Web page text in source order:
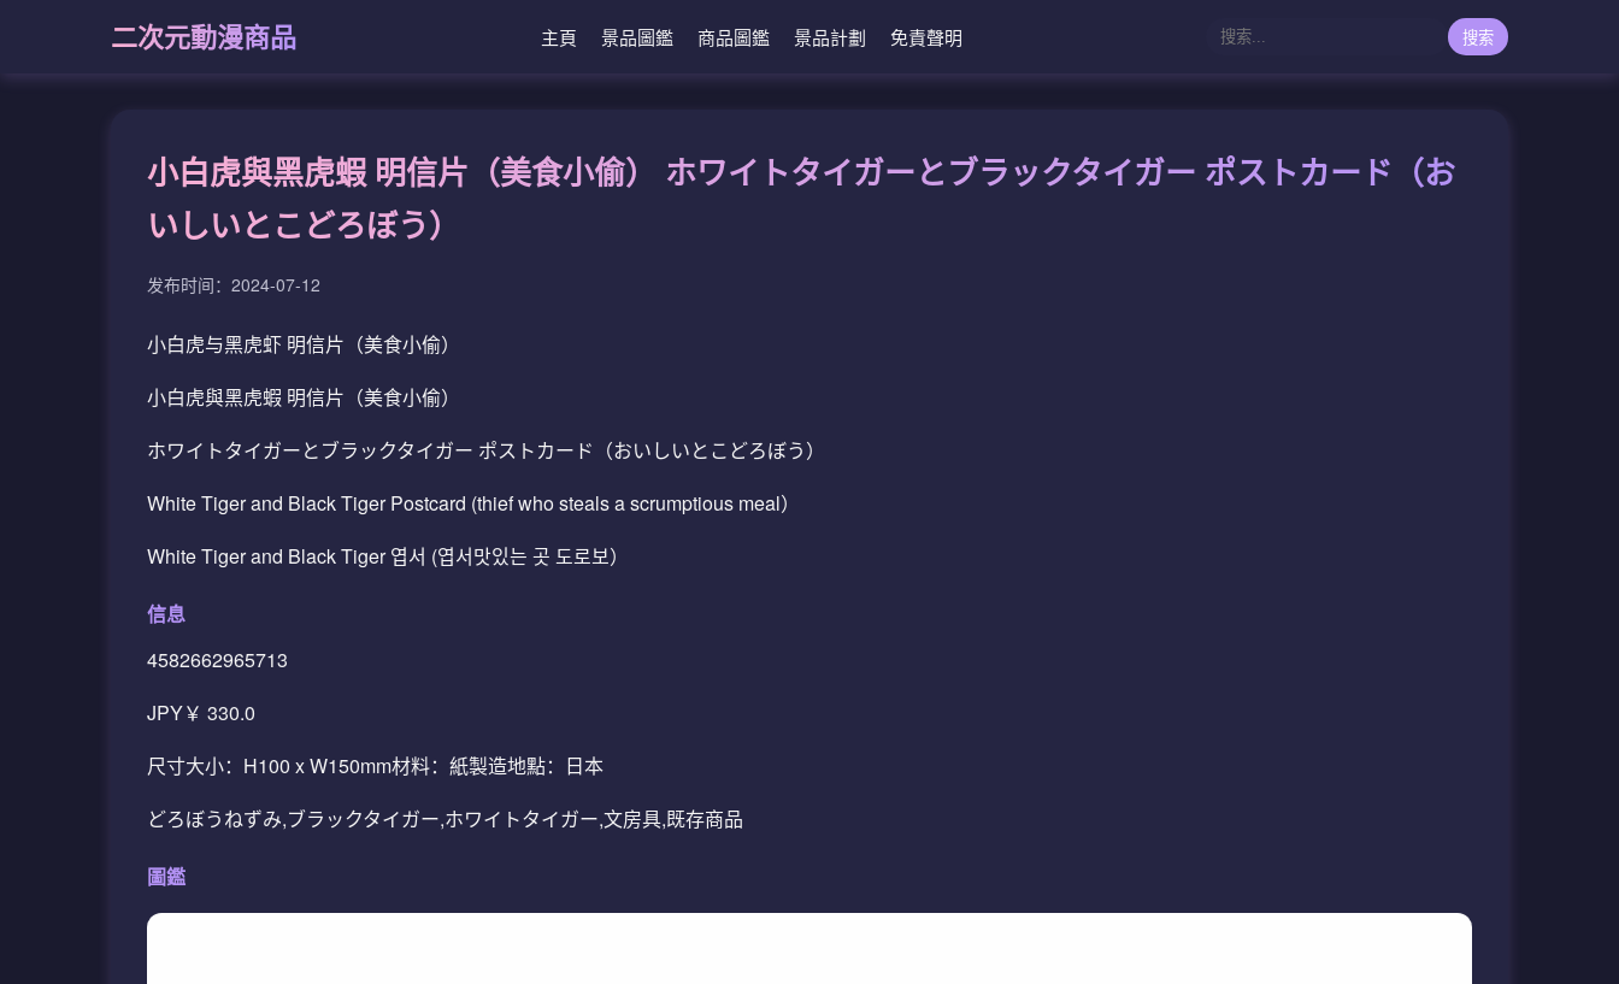
二次元動漫商品 主頁 景品圖鑑 商品圖鑑 景品計劃 免責聲明 搜索
小白虎與黑虎蝦 明信片（美食小偷） ホワイトタイガーとブラックタイガー ポストカード（お
いしいとこどろぼう）
发布时间：2024-07-12
小白虎与黑虎虾 明信片（美食小偷）
小白虎與黑虎蝦 明信片（美食小偷）
ホワイトタイガーとブラックタイガー ポストカード（おいしいとこどろぼう）
White Tiger and Black Tiger Postcard (thief who steals a scrumptious meal）
White Tiger and Black Tiger 엽서 (엽서맛있는 곳 도로보）
信息
4582662965713
JPY￥ 330.0
尺寸大小：H100 x W150mm材料：紙製造地點：日本
どろぼうねずみ,ブラックタイガー,ホワイトタイガー,文房具,既存商品
圖鑑